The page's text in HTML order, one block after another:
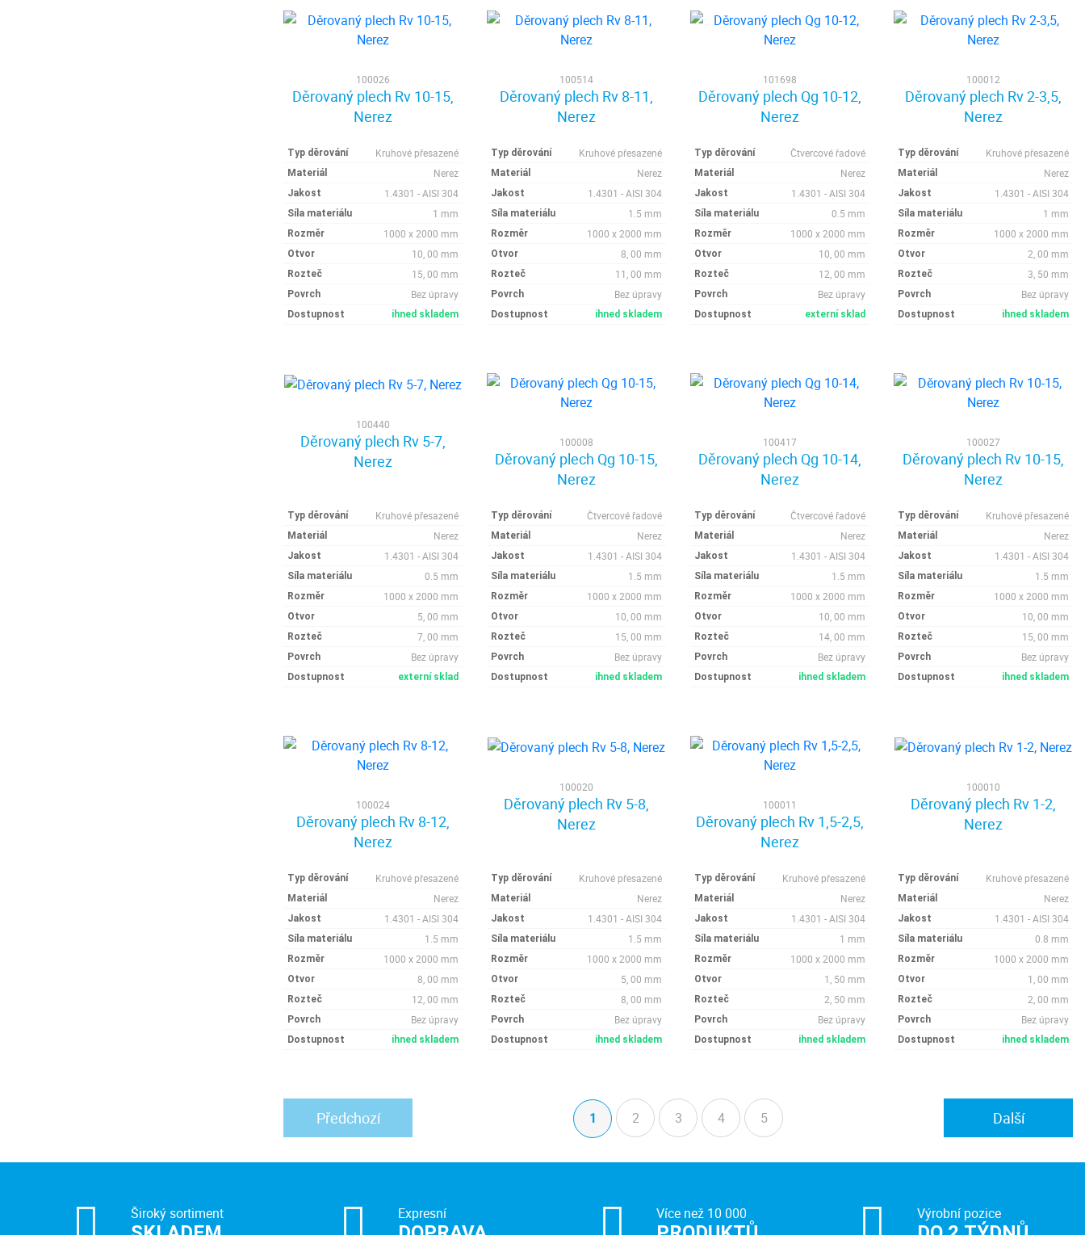
100026
Děrovaný plech Rv 10-15,
Nerez
Typ děrování Kruhové přesazené
Materiál Nerez
Jakost 1.4301 - AISI 304
Síla materiálu 1 mm
Rozměr 1000 x 2000 mm
Otvor 10, 00 mm
Rozteč 15, 00 mm
Povrch Bez úpravy
Dostupnost ihned skladem
100514
Děrovaný plech Rv 8-11,
Nerez
Typ děrování Kruhové přesazené
Materiál Nerez
Jakost 1.4301 - AISI 304
Síla materiálu 1.5 mm
Rozměr 1000 x 2000 mm
Otvor 8, 00 mm
Rozteč 11, 00 mm
Povrch Bez úpravy
Dostupnost ihned skladem
101698
Děrovaný plech Qg 10-12,
Nerez
Typ děrování Čtvercové řadové
Materiál Nerez
Jakost 1.4301 - AISI 304
Síla materiálu 0.5 mm
Rozměr 1000 x 2000 mm
Otvor 10, 00 mm
Rozteč 12, 00 mm
Povrch Bez úpravy
Dostupnost externí sklad
100012
Děrovaný plech Rv 2-3,5,
Nerez
Typ děrování Kruhové přesazené
Materiál Nerez
Jakost 1.4301 - AISI 304
Síla materiálu 1 mm
Rozměr 1000 x 2000 mm
Otvor 2, 00 mm
Rozteč 3, 50 mm
Povrch Bez úpravy
Dostupnost ihned skladem
100440
Děrovaný plech Rv 5-7,
Nerez
Typ děrování Kruhové přesazené
Materiál Nerez
Jakost 1.4301 - AISI 304
Síla materiálu 0.5 mm
Rozměr 1000 x 2000 mm
Otvor 5, 00 mm
Rozteč 7, 00 mm
Povrch Bez úpravy
Dostupnost externí sklad
100008
Děrovaný plech Qg 10-15,
Nerez
Typ děrování Čtvercové řadové
Materiál Nerez
Jakost 1.4301 - AISI 304
Síla materiálu 1.5 mm
Rozměr 1000 x 2000 mm
Otvor 10, 00 mm
Rozteč 15, 00 mm
Povrch Bez úpravy
Dostupnost ihned skladem
100417
Děrovaný plech Qg 10-14,
Nerez
Typ děrování Čtvercové řadové
Materiál Nerez
Jakost 1.4301 - AISI 304
Síla materiálu 1.5 mm
Rozměr 1000 x 2000 mm
Otvor 10, 00 mm
Rozteč 14, 00 mm
Povrch Bez úpravy
Dostupnost ihned skladem
100027
Děrovaný plech Rv 10-15,
Nerez
Typ děrování Kruhové přesazené
Materiál Nerez
Jakost 1.4301 - AISI 304
Síla materiálu 1.5 mm
Rozměr 1000 x 2000 mm
Otvor 10, 00 mm
Rozteč 15, 00 mm
Povrch Bez úpravy
Dostupnost ihned skladem
100024
Děrovaný plech Rv 8-12,
Nerez
Typ děrování Kruhové přesazené
Materiál Nerez
Jakost 1.4301 - AISI 304
Síla materiálu 1.5 mm
Rozměr 1000 x 2000 mm
Otvor 8, 00 mm
Rozteč 12, 00 mm
Povrch Bez úpravy
Dostupnost ihned skladem
100020
Děrovaný plech Rv 5-8,
Nerez
Typ děrování Kruhové přesazené
Materiál Nerez
Jakost 1.4301 - AISI 304
Síla materiálu 1.5 mm
Rozměr 1000 x 2000 mm
Otvor 5, 00 mm
Rozteč 8, 00 mm
Povrch Bez úpravy
Dostupnost ihned skladem
100011
Děrovaný plech Rv 1,5-2,5,
Nerez
Typ děrování Kruhové přesazené
Materiál Nerez
Jakost 1.4301 - AISI 304
Síla materiálu 1 mm
Rozměr 1000 x 2000 mm
Otvor 1, 50 mm
Rozteč 2, 50 mm
Povrch Bez úpravy
Dostupnost ihned skladem
100010
Děrovaný plech Rv 1-2,
Nerez
Typ děrování Kruhové přesazené
Materiál Nerez
Jakost 1.4301 - AISI 304
Síla materiálu 0.8 mm
Rozměr 1000 x 2000 mm
Otvor 1, 00 mm
Rozteč 2, 00 mm
Povrch Bez úpravy
Dostupnost ihned skladem
Předchozí 1(aktuální)
2 3 4 5 Další
Široký sortiment Expresní Více než 10 000 Výrobní pozice